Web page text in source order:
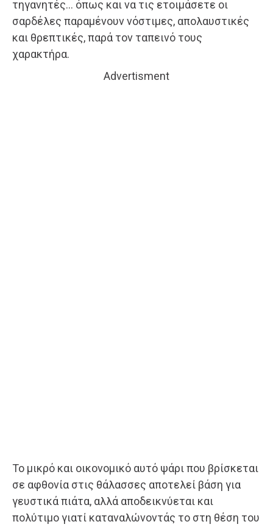
τηγανητές… όπως και να τις ετοιμάσετε οι
σαρδέλες παραμένουν νόστιμες, απολαυστικές
και θρεπτικές, παρά τον ταπεινό τους
χαρακτήρα.
Advertisment
Το μικρό και οικονομικό αυτό ψάρι που βρίσκεται
σε αφθονία στις θάλασσες αποτελεί βάση για
γευστικά πιάτα, αλλά αποδεικνύεται και
πολύτιμο γιατί καταναλώνοντάς το στη θέση του